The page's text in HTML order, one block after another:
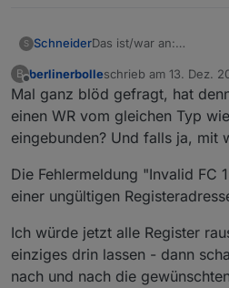
2024-12-13 23:16:06.616 -
2024-12-13 23:16:06.616 -
2024-12-13 23:16:07.424 -
2024-12-13 23:17:06.620 -
2024-12-13 23:17:06.620 -
2024-12-13 23:17:06.620 -
2024-12-13 23:17:11.621 -
2024-12-13 23:17:11.621 -
2024-12-13 23:17:11.622 -
2024-12-13 23:17:11.622 -
2024-12-13 23:17:11.622 -
S SchneiderDas ist/war an:
Weiß jemand was das
ist?
"ReadInputRegisters:
B
Offline
berlinerbolleschrieb am 13. Dez.
zuletzt editiert von
Mal ganz blöd gefragt, hat
einen WR vom gleichen Typ wie
eingebunden? Und falls ja, mit
Die Fehlermeldung "Invalid FC
einer ungültigen
Ich würde jetzt alle Register
einziges drin lassen - dann
nach und nach die